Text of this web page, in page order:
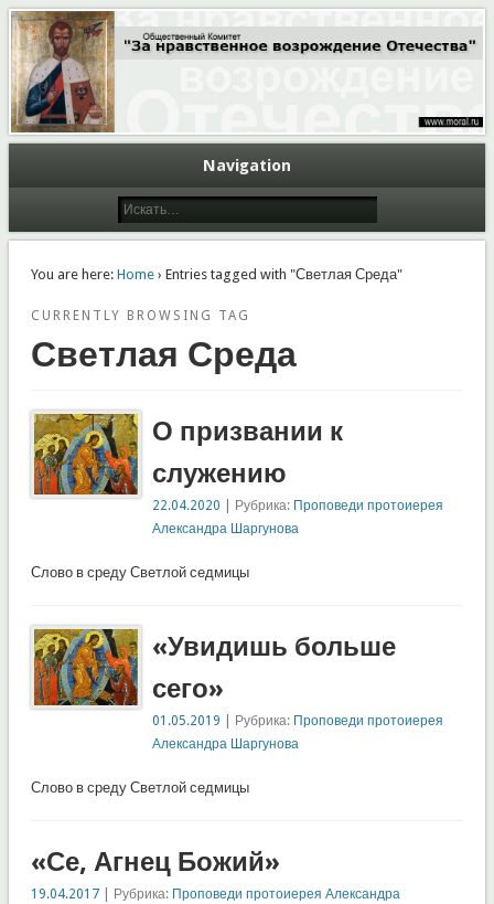
Moral.Ru
Общественный Комитет "За нравственное возрождение Отечества"
Navigation
You are here: Home› Entries tagged with "Светлая Среда"
CURRENTLY BROWSING TAG
Светлая Среда
О призвании к
служению
22.04.2020 | Рубрика: Проповеди протоиерея
Александра Шаргунова
Слово в среду Светлой седмицы
«Увидишь больше
сего»
01.05.2019 | Рубрика: Проповеди протоиерея
Александра Шаргунова
Слово в среду Светлой седмицы
«Се, Агнец Божий»
19.04.2017| Рубрика: Проповеди протоиерея Александра